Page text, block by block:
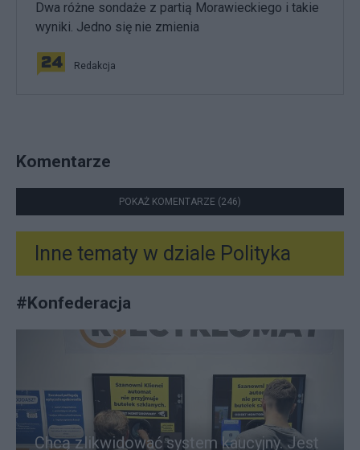
Dwa różne sondaże z partią Morawieckiego i takie
wyniki. Jedno się nie zmienia
Redakcja
Komentarze
POKAŻ KOMENTARZE (246)
Inne tematy w dziale Polityka
#Konfederacja
Chcą zlikwidować system kaucyjny. Jest